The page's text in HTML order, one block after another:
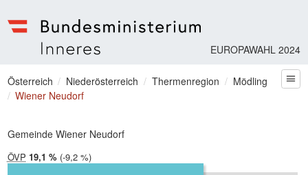
EUROPAWAHL 2024
Sie befinden sich hier
Österreich Niederösterreich Thermenregion
Mödling
Wiener Neudorf
Gemeinde Wiener Neudorf
ÖVP 2024:
19,1 %
2019:
28,3 %
Differenz:
-9,2 %